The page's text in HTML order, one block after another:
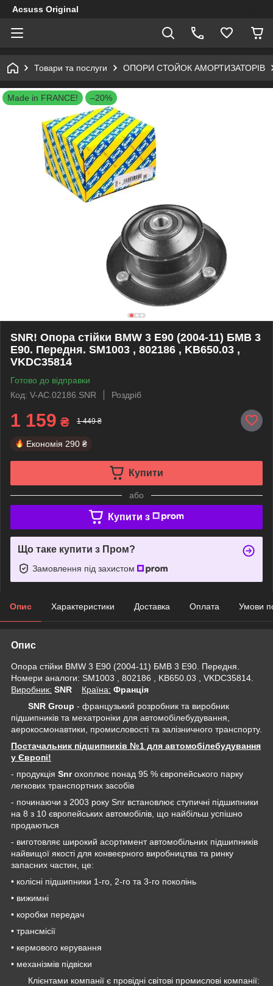
Acsuss Original
Товари та послуги ОПОРИ СТОЙОК АМОРТИЗАТОРІВ
Made in FRANCE! –20%
SNR! Опора стійки BMW 3 E90 (2004-11) БМВ 3
Е90. Передня. SM1003 , 802186 , KB650.03 ,
VKDC35814
Готово до відправки
Код: V-AC.02186.SNR
Роздріб
1 159 ₴ 1 449 ₴
Економія 290 ₴
Купити
або
Купити з
Що таке купити з Пром?
Замовлення під захистом
Опис Характеристики Доставка Оплата Умови
Опис
Опора стійки BMW 3 E90 (2004-11) БМВ 3 Е90. Передня.
Номери аналоги: SM1003 , 802186 , KB650.03 , VKDC35814.
Виробник: SNR Крaїна: Франція
SNR Group - французький розробник та виробник
підшипників та мехатроніки для автомобілебудування,
аерокосмонавтики, промисловості та залізничного транспорту.
Постачальник підшипників №1 для автомобілебудування
у Європі!
- продукція Snrохоплює понад 95 % європейського парку
легкових транспортних засобів
- починаючи з 2003 року Snr встановлює ступичні підшипники
на 8 з 10 європейських автомобілів, що найбільш успішно
продаються
- виготовляє широкий асортимент автомобільних підшипників
найвищої якості для конвеєрного виробництва та ринку
запасних частин, це:
• колісні підшипники 1-го, 2-го та 3-го поколінь
• вижимні
• коробки передач
• трансмісії
• кермового керування
• механізмів підвіски
Клієнтами компанії є провідні світові промислові компанії: